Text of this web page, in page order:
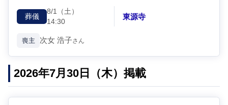
葬儀
8/1 （土）
14:30
東源寺
喪主 次女 浩子さん
2026年7月30日（木）掲載